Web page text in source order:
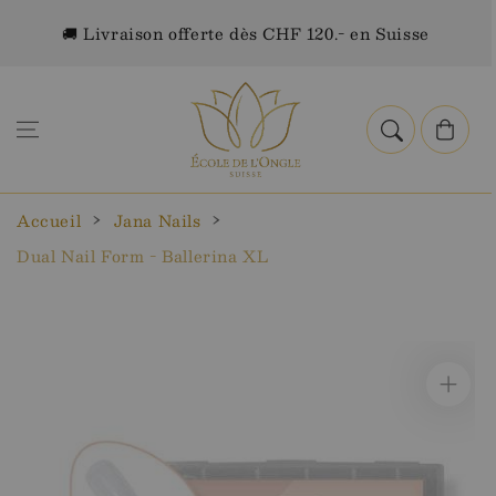
contenu🚚 Livraison offerte dès CHF 120.- en Suisse
Panier
Accueil
Jana Nails
Dual Nail Form - Ballerina XL